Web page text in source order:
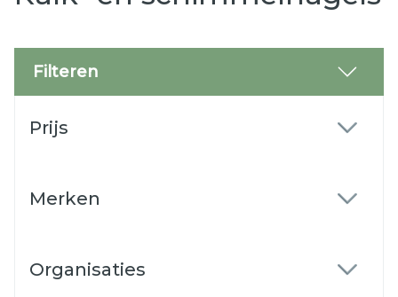
Filteren
Prijs
Merken
Organisaties